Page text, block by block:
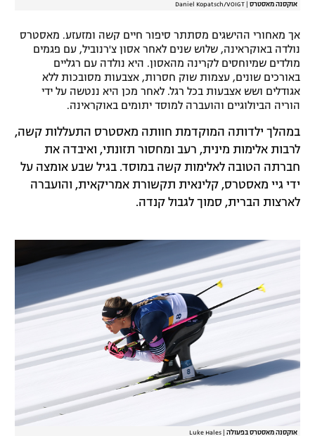
אוקסנה מאסטרס Daniel Kopatsch/VOIGT
אך מאחורי ההישגים מסתתר סיפור חיים קשה ומזעזע. מאסטרס
נולדה באוקראינה, שלוש שנים לאחר אסון צ'רנוביל, עם פגמים
מולדים שמיוחסים לקרינה מהאסון. היא נולדה עם רגליים
באורכים שונים, עצמות שוק חסרות, אצבעות מסובכות ללא
אגודלים ושש אצבעות בכל רגל. לאחר מכן היא ננטשה על ידי
הוריה הביולוגיים והועברה למוסד יתומים באוקראינה.
במהלך ילדותה המוקדמת חוותה מאסטרס התעללות קשה,
לרבות אלימות מינית, רעב ומחסור תזונתי, ואיבדה את
חברתה הטובה לאלימות קשה במוסד. בגיל שבע אומצה על
ידי גיי מאסטרס, קלינאית תקשורת אמריקאית, והועברה
לארצות הברית, סמוך לגבול קנדה.
אוקסנה מאסטרס בפעולה Luke Hales